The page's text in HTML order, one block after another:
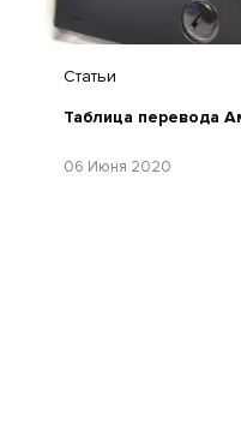
Статьи
Таблица перевода
06 Июня 2020